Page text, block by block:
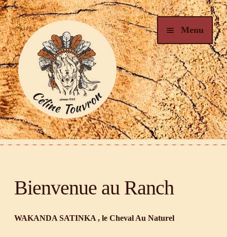
Aller
à
la
navigation
Aller
au
contenu
Menu
Bienvenue au Ranch
Camp Nature
Arts & Nature – Créations
Bienvenue au Ranch
WAKANDA SATINKA , le Cheval Au Naturel